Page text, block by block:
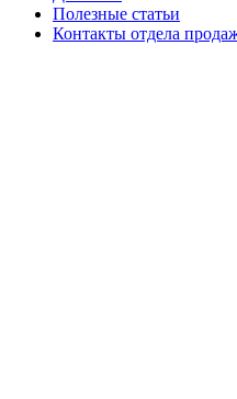
Полезные статьи
Контакты отдела